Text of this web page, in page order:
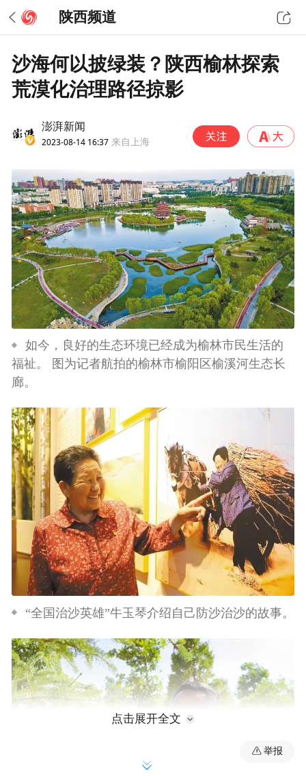
陕西频道
沙海何以披绿装？陕西榆林探索
荒漠化治理路径掠影
澎湃新闻
2023-08-14 16:37 来自上海
如今，良好的生态环境已经成为榆林市民生活的
福祉。 图为记者航拍的榆林市榆阳区榆溪河生态长
廊。
“全国治沙英雄”牛玉琴介绍自己防沙治沙的故事。
点击展开全文
举报